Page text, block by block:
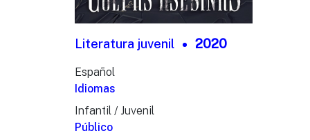
Literatura juvenil 2020
Español
Idiomas
Infantil / Juvenil
Público